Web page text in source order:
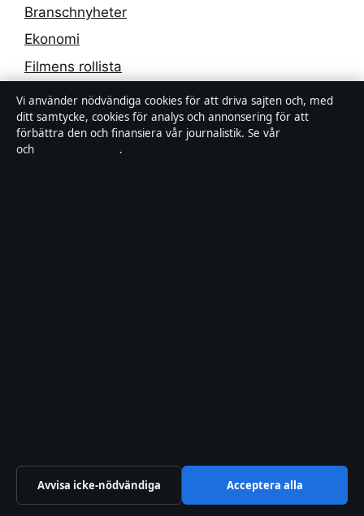
Branschnyheter
Ekonomi
Filmens rollista
Kändisnyheter
Kultur
Livsstil
Vi använder nödvändiga cookies för att driva sajten och, med
ditt samtycke, cookies för analys och annonsering för att
förbättra den och finansiera vår journalistik. Se vår
och
.
Avvisa icke-nödvändiga Acceptera alla